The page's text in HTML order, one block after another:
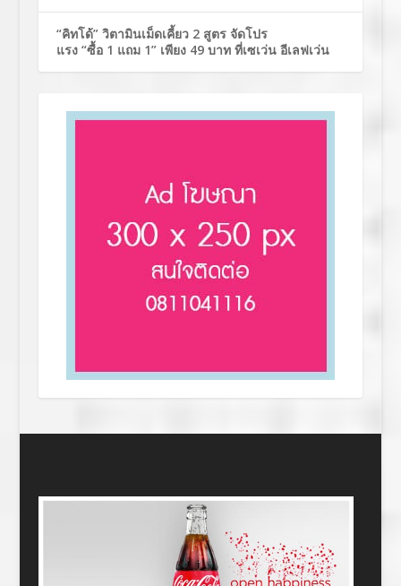
“คิทโด้” วิตามินเม็ดเคี้ยว 2 สูตร จัดโปร
แรง “ซื้อ 1 แถม 1” เพียง 49 บาท ที่เซเว่น อีเลฟเว่น